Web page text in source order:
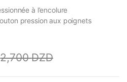
à l’encolure
pression aux poignets
2,700DZD